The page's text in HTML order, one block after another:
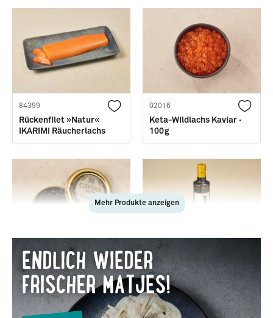
84399
Rückenfilet »Natur«
IKARIMI Räucherlachs
02016
Keta-Wildlachs Kaviar ·
100g
81562
Osietra Kaviar · 50g
28611
Natives Olivenöl extra ·
Jordan
Mehr Produkte anzeigen